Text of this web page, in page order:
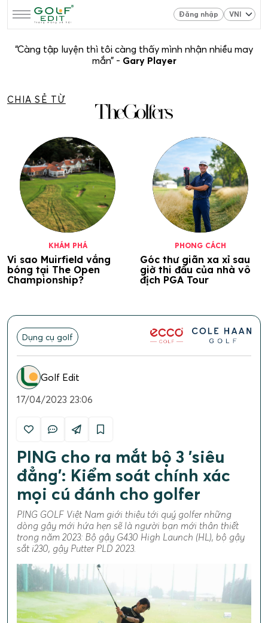
Đăng nhập
“Càng tập luyện thì tôi càng thấy mình nhận nhiều may
mắn” - Gary Player
CHIA SẺ TỪ
KHÁM PHÁ
Vi sao Muirfield vắng
bóng tại The Open
Championship?
PHONG CÁCH
Góc thư giãn xa xỉ sau
giờ thi đấu của nhà vô
địch PGA Tour
Dụng cụ golf
Golf Edit
17/04/2023 23:06
PING cho ra mắt bộ 3 'siêu
đẳng': Kiểm soát chính xác
mọi cú đánh cho golfer
PING GOLF Việt Nam giới thiệu tới quý golfer những
dòng gậy mới hứa hẹn sẽ là người bạn mới thân thiết
trong năm 2023: Bộ gậy G430 High Launch (HL), bộ gậy
sắt i230, gậy Putter PLD 2023.